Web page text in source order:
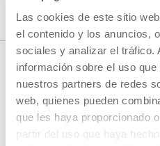
Las cookies de este sitio
el contenido y los anuncios,
sociales y analizar el tráfico.
información sobre el uso
nuestros partners de redes
web, quienes pueden
que les haya proporcionado
partir del uso que haya
NEXT LIVE